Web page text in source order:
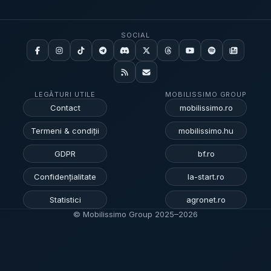
LEGĂTURI UTILE
Contact
Termeni & condiții
GDPR
Confidențialitate
Statistici
SOCIAL
MOBILISSIMO GROUP
mobilissimo.ro
mobilissimo.hu
bf.ro
la-start.ro
agronet.ro
© Mobilissimo Group 2025–2026